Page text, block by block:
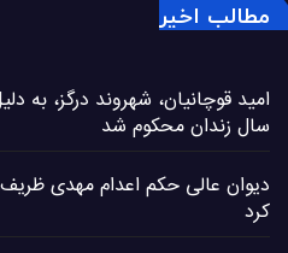
مطالب اخیر
سال زندان محکوم شد
دیوان عالی حکم اعدام مهدی ظریف،
کرد